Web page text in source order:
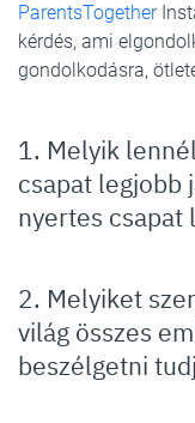
ParentsTogether
kérdés, ami
gondolkodásra,
1. Melyik
csapat legjobb
nyertes csapat
2. Melyiket
világ összes
beszélgetni